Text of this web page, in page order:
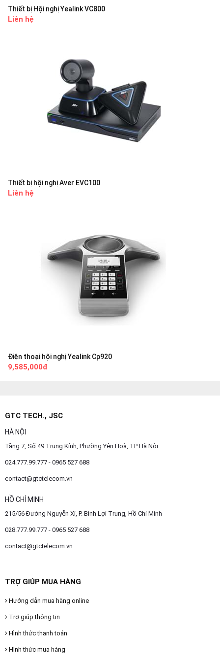
Thiết bị Hội nghị Yealink VC800
Liên hệ
Thiết bị hội nghị Aver EVC100
Liên hệ
Điện thoại hội nghị Yealink Cp920
9,585,000đ
GTC TECH., JSC
HÀ NỘI
Tầng 7, Số 49 Trung Kính, Phường Yên Hoà, TP Hà Nội
024.777.99.777 - 0965 527 688
contact@gtctelecom.vn
HỒ CHÍ MINH
215/56 Đường Nguyễn Xí, P. Bình Lợi Trung, Hồ Chí Minh
028.777.99.777 - 0965 527 688
contact@gtctelecom.vn
TRỢ GIÚP MUA HÀNG
Hướng dẫn mua hàng online
Trợ giúp thông tin
Hình thức thanh toán
Hình thức mua hàng